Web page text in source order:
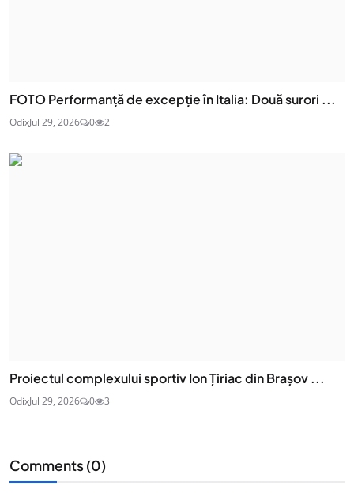
FOTO Performanță de excepție în Italia: Două surori ...
OdixJul 29, 2026 0 2
Proiectul complexului sportiv Ion Țiriac din Brașov ...
OdixJul 29, 2026 0 3
Comments (0)